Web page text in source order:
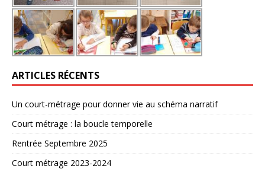
ARTICLES RÉCENTS
Un court-métrage pour donner vie au schéma narratif
Court métrage : la boucle temporelle
Rentrée Septembre 2025
Court métrage 2023-2024